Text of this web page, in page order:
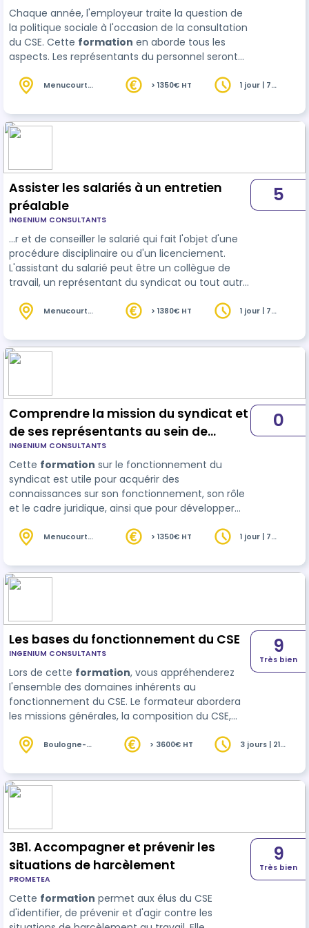
Chaque année, l'employeur traite la question de
la politique sociale à l'occasion de la consultation
du CSE. Cette formation en aborde tous les
aspects. Les représentants du personnel seront
d’expression que du temps de travail. Plus
compréhension : ► des mesures d’adaptation
des c…
Menucourt
> 1350€ HT
1 jour | 7
Assister les salariés à un entretien
préalable
INGENIUM CONSULTANTS
…r et de conseiller le salarié qui fait l'objet d'une
procédure disciplinaire ou d'un licenciement.
L'assistant du salarié peut être un collègue de
travail, un représentant du syndicat ou tout autre
formation, vous découvrirez comment préparer,
pour défendre les intérêts de la personne
assistée.
5
Menucourt
> 1380€ HT
1 jour | 7
Comprendre la mission du syndicat et
de ses représentants au sein de
l'entreprise
INGENIUM CONSULTANTS
Cette formation sur le fonctionnement du
syndicat est utile pour acquérir des
connaissances sur son fonctionnement, son rôle
et le cadre juridique, ainsi que pour développer
négociation. Elle peut également aider à renfor…
0
Menucourt
> 1350€ HT
1 jour | 7
Les bases du fonctionnement du CSE
INGENIUM CONSULTANTS
Lors de cette formation, vous appréhenderez
l'ensemble des domaines inhérents au
fonctionnement du CSE. Le formateur abordera
les missions générales, la composition du CSE,
économiques et sociales du CSE. À l’issue de la
9
Très bien
Boulogne-
> 3600€ HT
3 jours | 21
3B1. Accompagner et prévenir les
situations de harcèlement
PROMETEA
Cette formation permet aux élus du CSE
d'identifier, de prévenir et d'agir contre les
9
Très bien